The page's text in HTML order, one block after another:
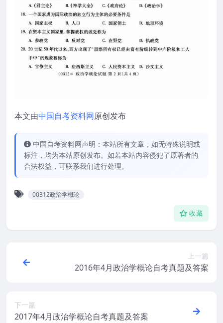
本文由中国自考资料网原创发布
中国自考资料网声明：本站所有文章，如无特殊说明或
标注，均为本站原创发布。如若本站内容侵犯了原著者的
合法权益，可联系我们进行处理。
00312政治学概论
收藏
上一篇
2016年4月政治学概论自考真题及答案
下一篇
2017年4月政治学概论自考真题及答案